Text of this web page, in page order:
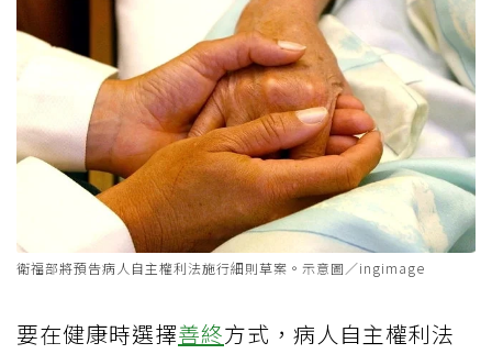
衛福部將預告病人自主權利法施行細則草案。示意圖／ingimage
要在健康時選擇善終方式，病人自主權利法